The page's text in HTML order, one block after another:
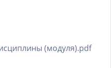
(модуля).pdf